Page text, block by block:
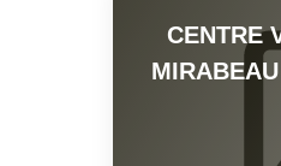
CENTRE